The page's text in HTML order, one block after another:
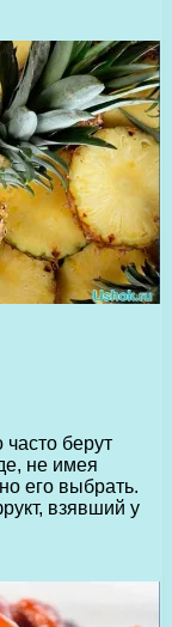
берут
не имея
его выбрать.
взявший у